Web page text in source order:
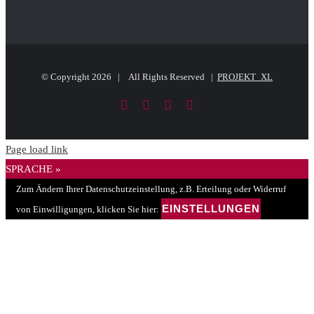
© Copyright 2026 | All Rights Reserved | PROJEKT_XL
FacebookLinkedIn
PayPal
Page load link
SPRACHE »
Zum Ändern Ihrer Datenschutzeinstellung, z.B. Erteilung oder Widerruf
von Einwilligungen, klicken Sie hier: EINSTELLUNGEN